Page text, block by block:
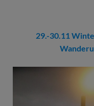
29.-30.11